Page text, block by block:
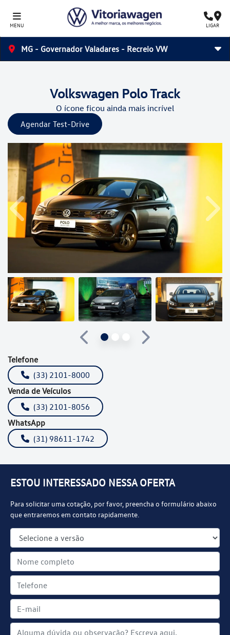
MENU LIGAR
MG - Governador Valadares - Recreio VW
Volkswagen Polo Track
O ícone ficou ainda mais incrível
Agendar Test-Drive
ESTOU INTERESSADO NESSA OFERTA
Para solicitar uma cotação, por favor, preencha o formulário abaixo
que entraremos em contato rapidamente.
Anterior
Anterior
Próximo
Telefone
(33) 2101-8000
Venda de Veículos
(33) 2101-8056
WhatsApp
(31) 98611-1742